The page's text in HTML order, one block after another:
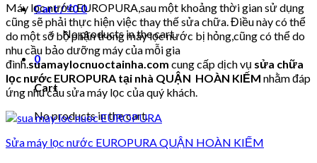
Cart /₫00
No products in the cart.
0
Cart
No products in the cart.
Máy lọc nước EUROPURA,sau một khoảng thời gian sử dụng
cũng sẽ phải thực hiện việc thay thế sửa chữa. Điều này có thể
do một số bộ phận trong máy lọc nước bị hỏng,cũng có thể do
nhu cầu bảo dưỡng máy của mỗi gia
đình.suamaylocnuoctainha.com cung cấp dịch vụ sửa chữa
lọc nước EUROPURA tại nhà QUẬN HOÀN KIẾM nhằm đáp
ứng nhu cầu sửa máy lọc của quý khách.
Sửa máy lọc nước EUROPURA QUẬN HOÀN KIẾM